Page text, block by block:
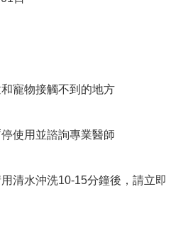
寵物接觸不到的地方
使用並諮詢專業醫師
清水沖洗10-15分鐘後，請立即